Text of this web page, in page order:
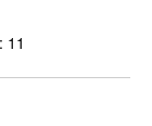
11